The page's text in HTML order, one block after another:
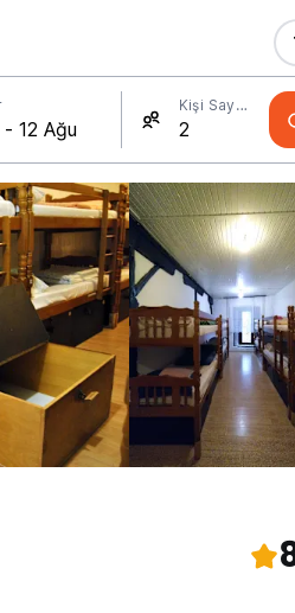
Kişi Sayısı